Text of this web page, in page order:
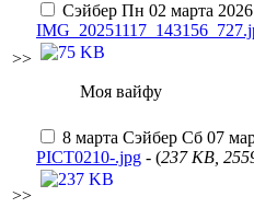
>>
Сэйбер Пн 02 марта
Моя вайфу
>>
8 марта Сэйбер Сб 07
PICT0210-.jpg - (237 KB,